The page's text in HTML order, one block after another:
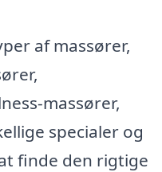
af massører,
massører,
specialer og
finde den rigtige